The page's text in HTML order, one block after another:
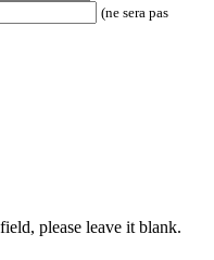
(ne sera pas
please leave it blank.